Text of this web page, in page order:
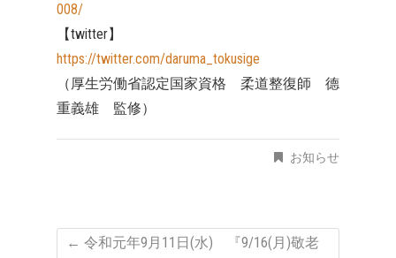
008/
【twitter】
https://twitter.com/daruma_tokusige
（厚生労働省認定国家資格 柔道整復師 德
重義雄 監修）
お知らせ
← 令和元年9月11日(水) 『9/16(月)敬老